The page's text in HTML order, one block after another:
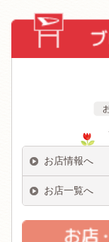
お店情報へ
お店一覧へ